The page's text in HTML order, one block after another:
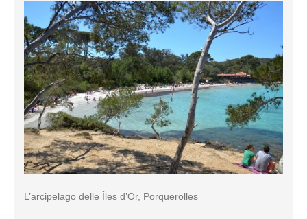
L’arcipelago delle Îles d’Or, Porquerolles